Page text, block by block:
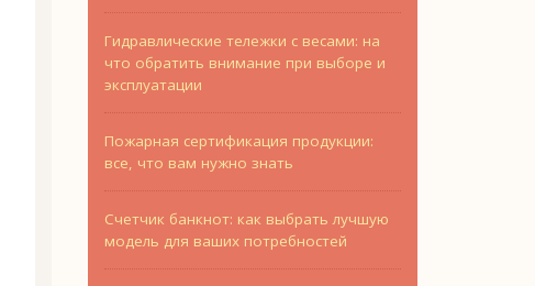
Гидравлические тележки с весами: на
что обратить внимание при выборе и
эксплуатации
Пожарная сертификация продукции:
все, что вам нужно знать
Счетчик банкнот: как выбрать лучшую
модель для ваших потребностей